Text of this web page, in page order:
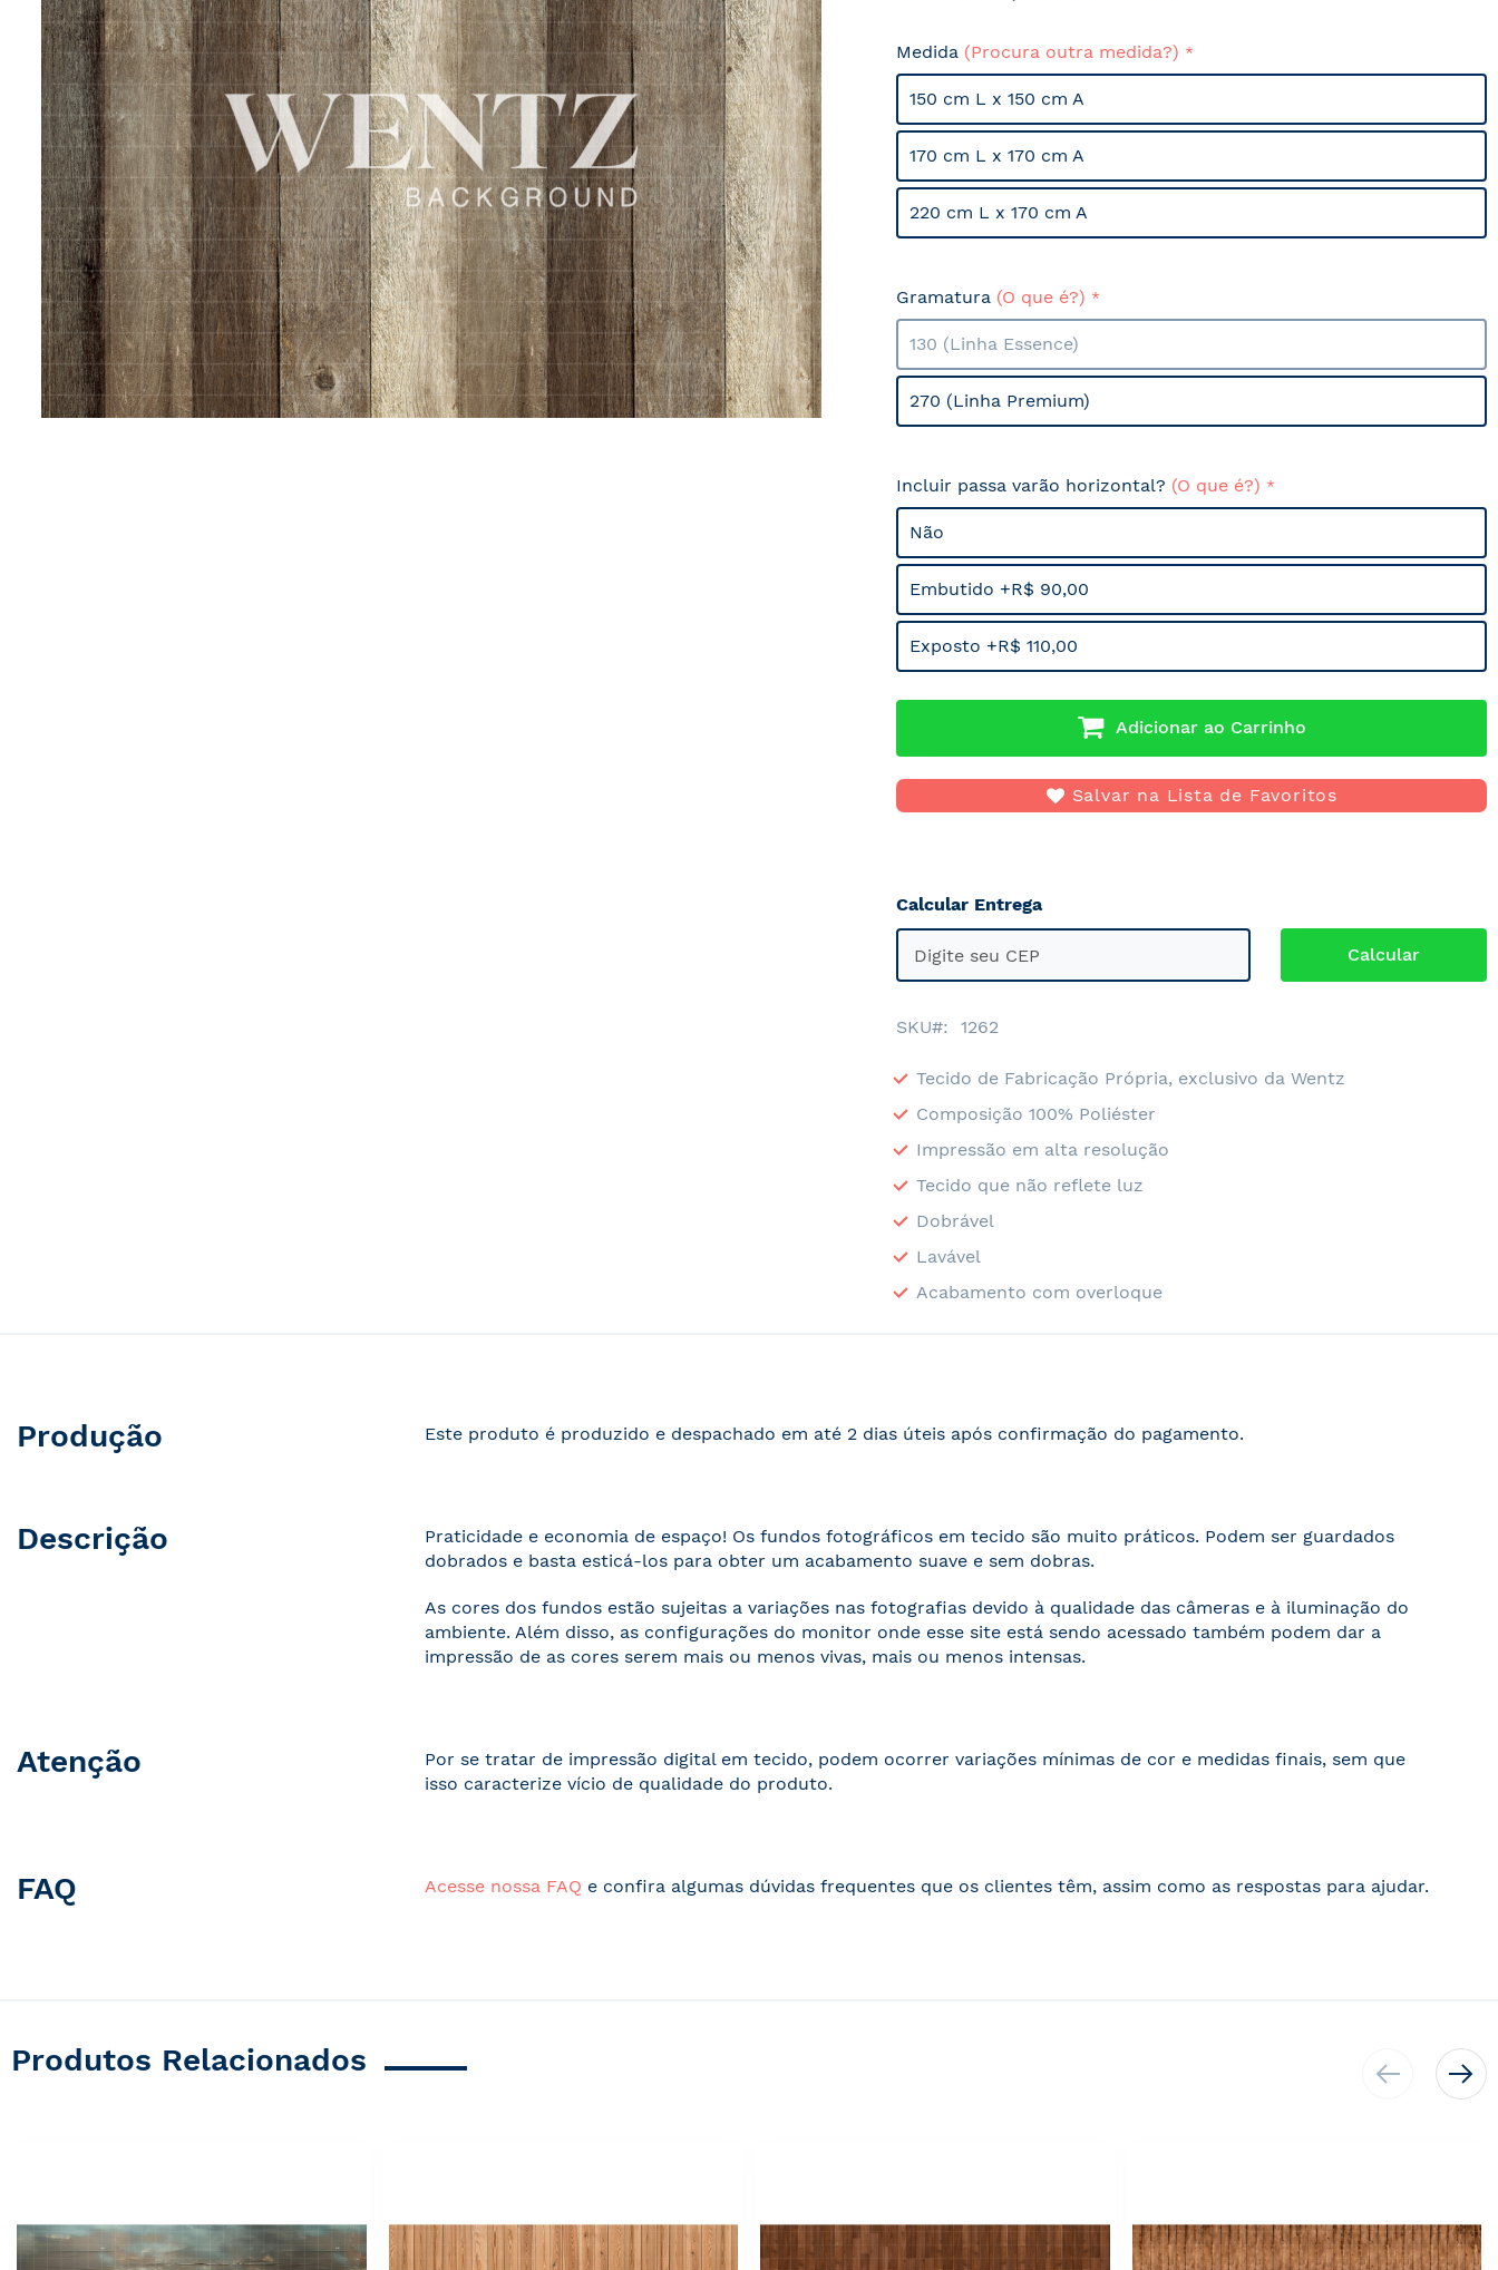
Medida (Procura outra medida?)
150 cm L x 150 cm A
170 cm L x 170 cm A
220 cm L x 170 cm A
Gramatura (O que é?)
130 (Linha Essence)
270 (Linha Premium)
Incluir passa varão horizontal? (O que é?)
Não
Embutido +R$ 90,00
Exposto +R$ 110,00
Adicionar ao Carrinho
Salvar na Lista de Favoritos
Calcular Entrega
SKU 1262
Tecido de Fabricação Própria, exclusivo da Wentz
Composição 100% Poliéster
Impressão em alta resolução
Tecido que não reflete luz
Dobrável
Lavável
Acabamento com overloque
Produção Este produto é produzido e despachado em até 2 dias úteis após confirmação do pagamento.
Descrição
Praticidade e economia de espaço! Os fundos fotográficos em tecido são muito práticos. Podem ser guardados
dobrados e basta esticá-los para obter um acabamento suave e sem dobras.
As cores dos fundos estão sujeitas a variações nas fotografias devido à qualidade das câmeras e à iluminação do
ambiente. Além disso, as configurações do monitor onde esse site está sendo acessado também podem dar a
impressão de as cores serem mais ou menos vivas, mais ou menos intensas.
Atenção
Por se tratar de impressão digital em tecido, podem ocorrer variações mínimas de cor e medidas finais, sem que
isso caracterize vício de qualidade do produto.
FAQ Acesse nossa FAQ e confira algumas dúvidas frequentes que os clientes têm, assim como as respostas para ajudar.
Produtos Relacionados